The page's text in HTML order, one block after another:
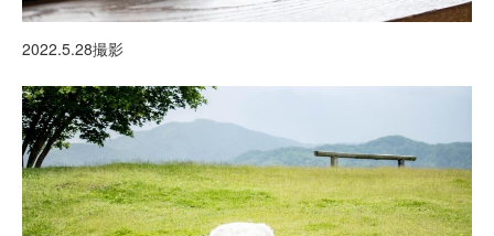
2022.5.28撮影